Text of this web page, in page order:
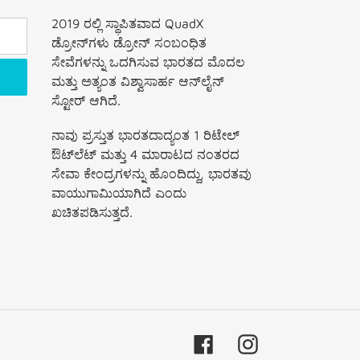
2019 ರಲ್ಲಿ ಸ್ಥಾಪಿತವಾದ QuadX
ಡ್ರೋನ್‌ಗಳು ಡ್ರೋನ್ ಸಂಬಂಧಿತ
ಸೇವೆಗಳನ್ನು ಒದಗಿಸುವ ಭಾರತದ ಮೊದಲ
ಮತ್ತು ಅತ್ಯಂತ ವಿಶ್ವಾಸಾರ್ಹ ಆನ್‌ಲೈನ್
ಸ್ಟೋರ್ ಆಗಿದೆ.
ನಾವು ಪ್ರಸ್ತುತ ಭಾರತದಾದ್ಯಂತ 1 ರಿಟೇಲ್
ಔಟ್‌ಲೆಟ್ ಮತ್ತು 4 ಮಾರಾಟದ ನಂತರದ
ಸೇವಾ ಕೇಂದ್ರಗಳನ್ನು ಹೊಂದಿದ್ದು, ಭಾರತವು
ವಾಯುಗಾಮಿಯಾಗಿದೆ ಎಂದು
ಖಚಿತಪಡಿಸುತ್ತದೆ.
FacebookInstagram